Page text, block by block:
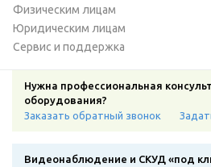
Физическим лицам
Юридическим лицам
Сервис и поддержка
Нужна профессиональная
оборудования?
Заказать обратный звонок
Видеонаблюдение и СКУД «под